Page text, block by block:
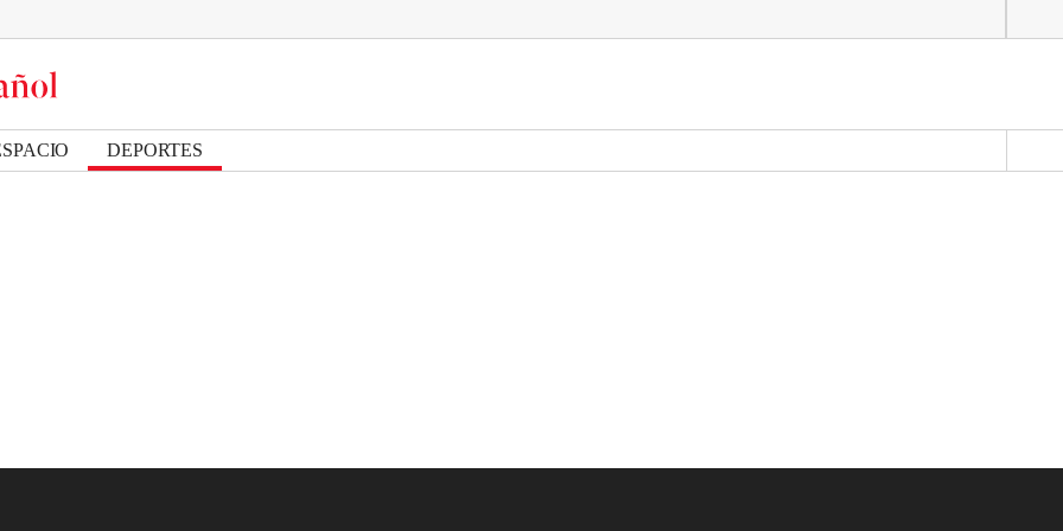
DEPORTES